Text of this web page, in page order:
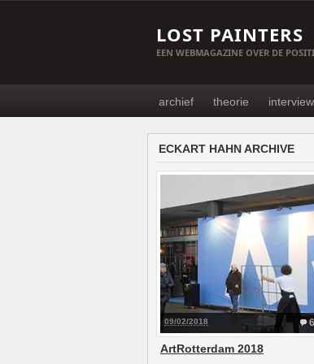
LOST PAINTERS
EEN WEBMAGAZINE OVER DE
archief theorie interview
ECKART HAHN ARCHIVE
6
09/02/2018
ArtRotterdam 2018